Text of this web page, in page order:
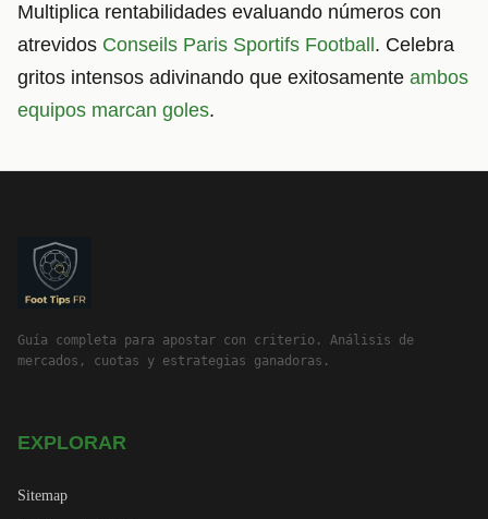
Multiplica rentabilidades evaluando números con
atrevidos Conseils Paris Sportifs Football . Celebra
gritos intensos adivinando que exitosamente ambos
equipos marcan goles.
Guía completa para apostar con criterio. Análisis de
mercados, cuotas y estrategias ganadoras.
EXPLORAR
Sitemap